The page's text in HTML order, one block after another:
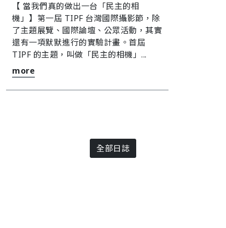
【 當我們真的做出一台「民主的相
機」】第一屆 TIPF 台灣國際攝影節，除
了主題展覽、國際論壇、公眾活動，其實
還有一項默默進行的實驗計畫。首屆
TIPF 的主題，叫做「民主的相機」...
more
全部日誌